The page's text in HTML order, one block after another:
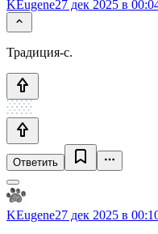
KEugene27 дек 2025 в
Традиция-с.
Ответить
KEugene27 дек 2025 в